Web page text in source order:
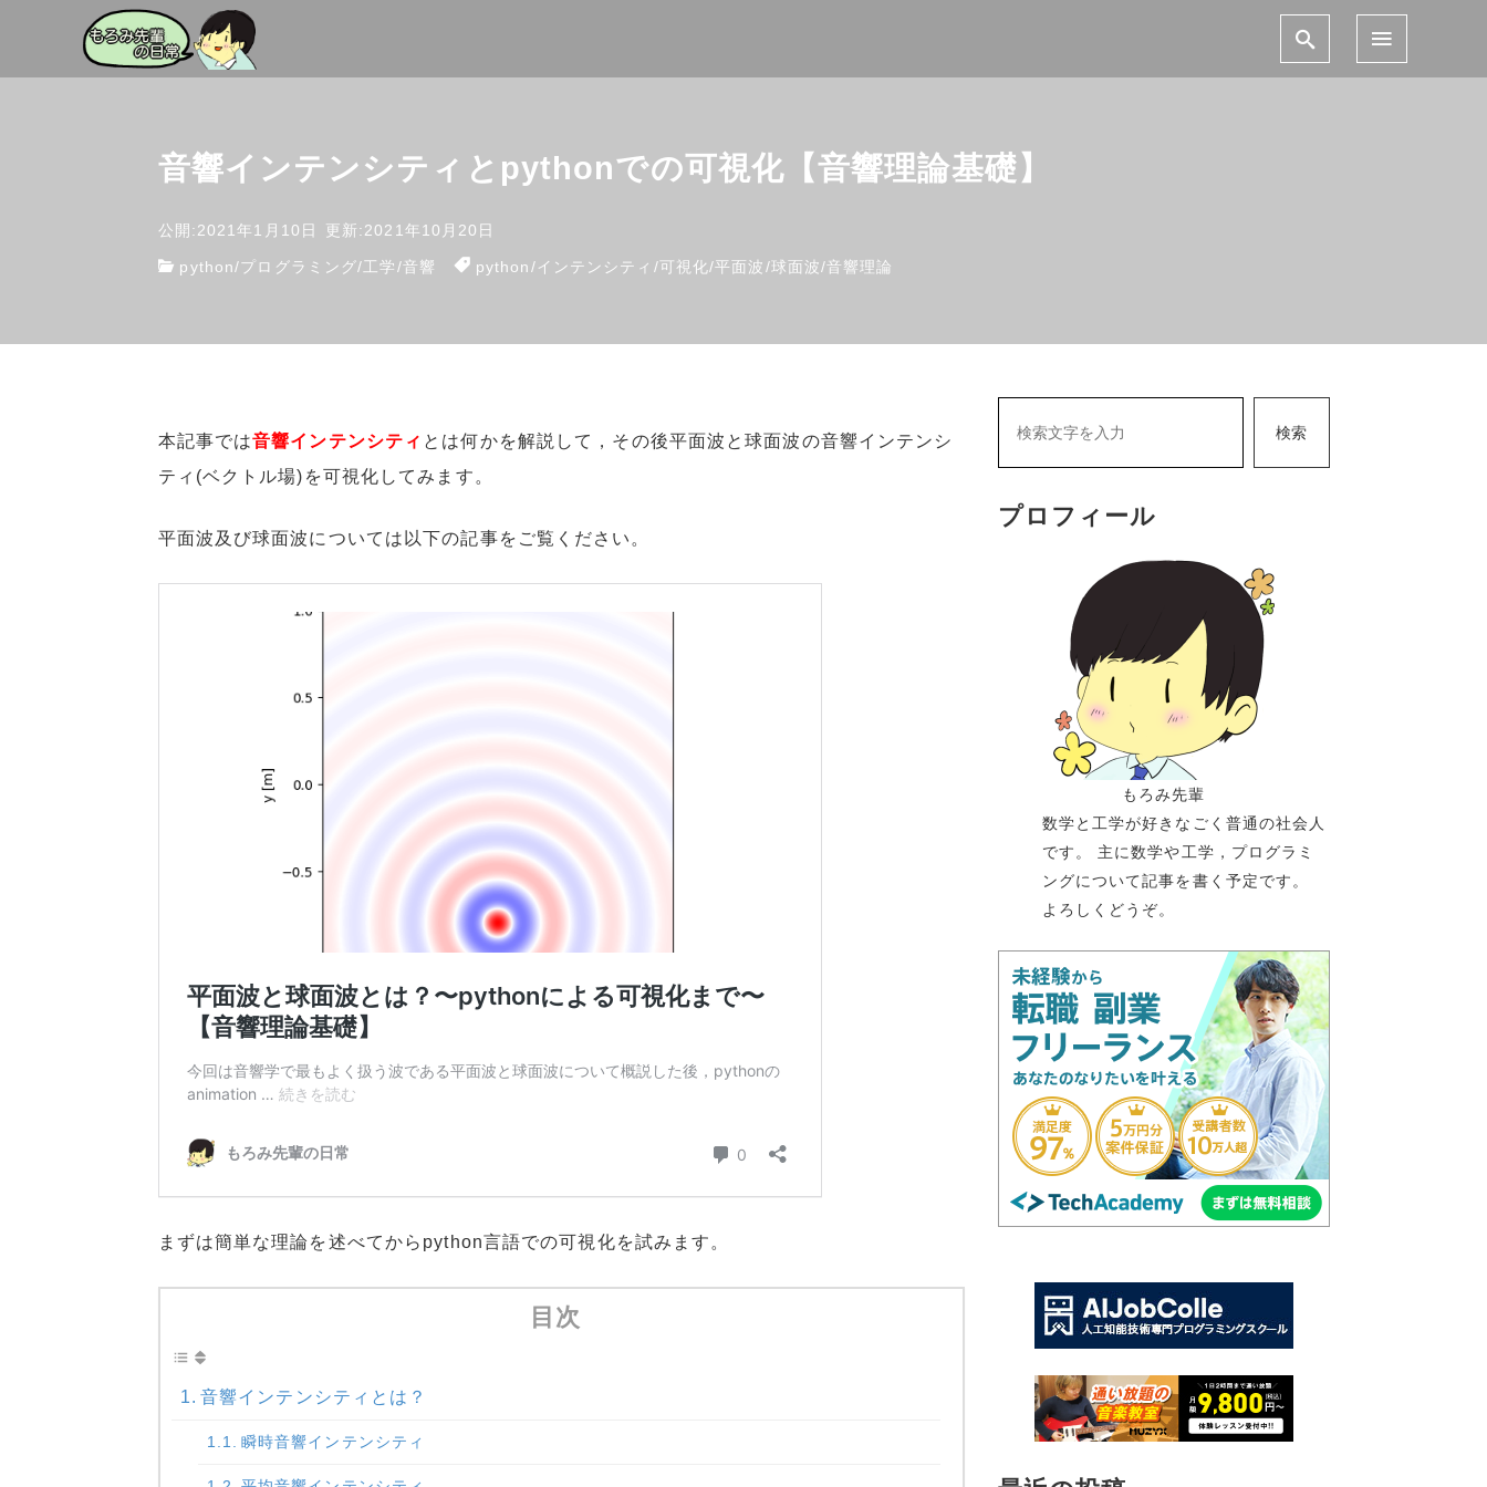
音響インテンシティとpythonでの可視化【音響理論基礎】
公開:2021年1月10日 更新:2021年10月20日
python/プログラミング/工学/音響 python/インテンシティ /可視化/平面波/球面波/音響理論
本記事では音響インテンシティ とは何かを解説して，その後平面波と球面波の音響インテンシ
ティ(ベクトル場)を可視化してみます。
平面波及び球面波については以下の記事をご覧ください。
まずは簡単な理論を述べてからpython言語での可視化を試みます。
目次
音響インテンシティとは？
瞬時音響インテンシティ
検索
プロフィール
もろみ先輩
数学と工学が好きなごく普通の社会人
です。 主に数学や工学，プログラミ
ングについて記事を書く予定です。
よろしくどうぞ。